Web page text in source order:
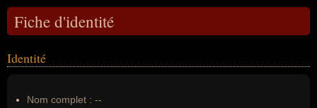
Fiche d'identité
Identité
Nom complet : --